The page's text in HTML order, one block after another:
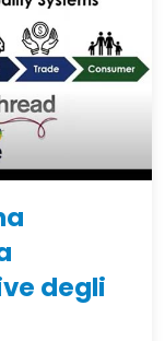
degli